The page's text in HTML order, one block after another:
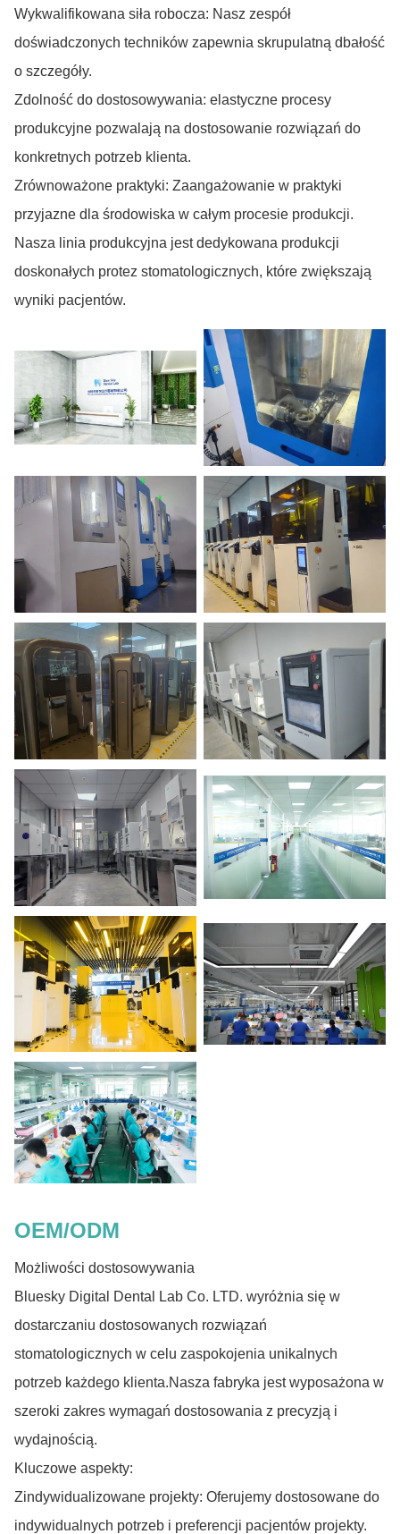
Wykwalifikowana siła robocza: Nasz zespół
doświadczonych techników zapewnia skrupulatną dbałość
o szczegóły.
Zdolność do dostosowywania: elastyczne procesy
produkcyjne pozwalają na dostosowanie rozwiązań do
konkretnych potrzeb klienta.
Zrównoważone praktyki: Zaangażowanie w praktyki
przyjazne dla środowiska w całym procesie produkcji.
Nasza linia produkcyjna jest dedykowana produkcji
doskonałych protez stomatologicznych, które zwiększają
wyniki pacjentów.
OEM/ODM
Możliwości dostosowywania
Bluesky Digital Dental Lab Co. LTD. wyróżnia się w
dostarczaniu dostosowanych rozwiązań
stomatologicznych w celu zaspokojenia unikalnych
potrzeb każdego klienta.Nasza fabryka jest wyposażona w
szeroki zakres wymagań dostosowania z precyzją i
wydajnością.
Kluczowe aspekty:
Zindywidualizowane projekty: Oferujemy dostosowane do
indywidualnych potrzeb i preferencji pacjentów projekty.